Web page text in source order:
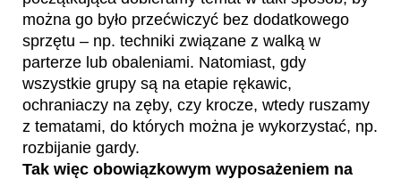
można go było przećwiczyć bez dodatkowego
sprzętu – np. techniki związane z walką w
parterze lub obaleniami. Natomiast, gdy
wszystkie grupy są na etapie rękawic,
ochraniaczy na zęby, czy krocze, wtedy ruszamy
z tematami, do których można je wykorzystać, np.
rozbijanie gardy.
Tak więc obowiązkowym wyposażeniem na